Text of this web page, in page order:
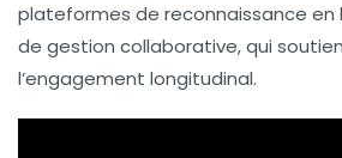
plateformes de reconnaissance en
de gestion collaborative, qui
l’engagement longitudinal.